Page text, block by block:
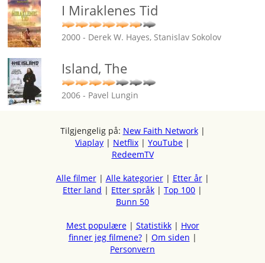
I Miraklenes Tid
2000 - Derek W. Hayes, Stanislav Sokolov
Island, The
2006 - Pavel Lungin
Tilgjengelig på: New Faith Network|
Viaplay | Netflix | YouTube |
RedeemTV
Alle filmer| Alle kategorier| Etter år|
Etter land | Etter språk | Top 100 |
Bunn 50
Mest populære| Statistikk| Hvor
finner jeg filmene?| Om siden |
Personvern